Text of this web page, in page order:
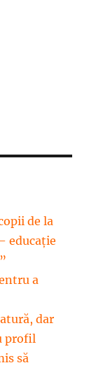
de la
educație
a
dar
profil
să